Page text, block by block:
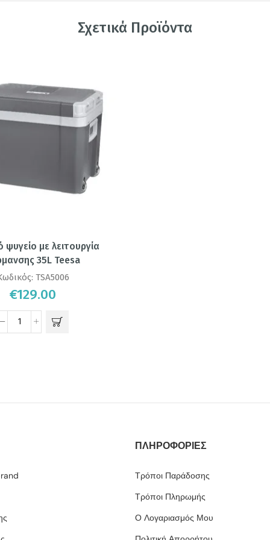
Σχετικά Προϊόντα
με λειτουργία
35L Teesa
TSA5006
€129.00
ΠΛΗΡΟΦΟΡΙΕΣ
Τρόποι Παράδοσης
Τρόποι Πληρωμής
Ο Λογαριασμός Μου